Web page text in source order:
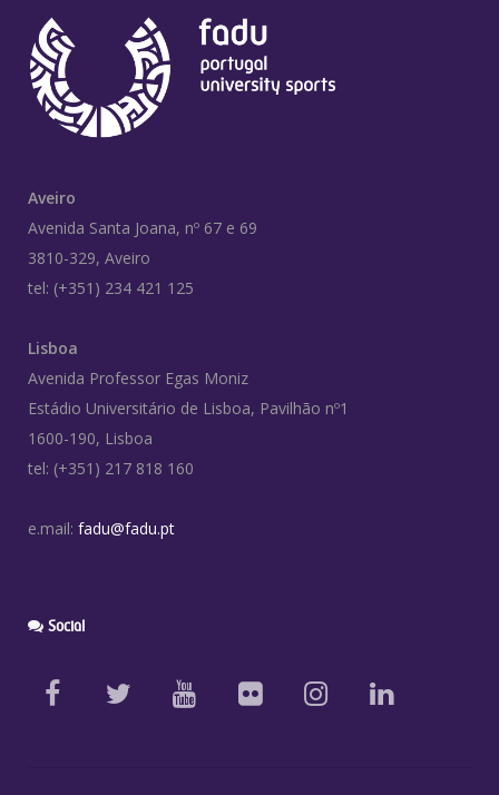
Aveiro
Avenida Santa Joana, nº 67 e 69
3810-329, Aveiro
tel: (+351) 234 421 125
Lisboa
Avenida Professor Egas Moniz
Estádio Universitário de Lisboa, Pavilhão nº1
1600-190, Lisboa
tel: (+351) 217 818 160
e.mail: fadu@fadu.pt
Social